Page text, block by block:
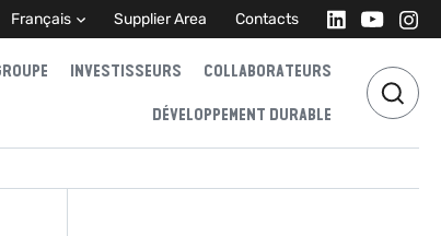
Français Supplier Area Contacts
INVESTISSEURS COLLABORATEURS
DÉVELOPPEMENT DURABLE